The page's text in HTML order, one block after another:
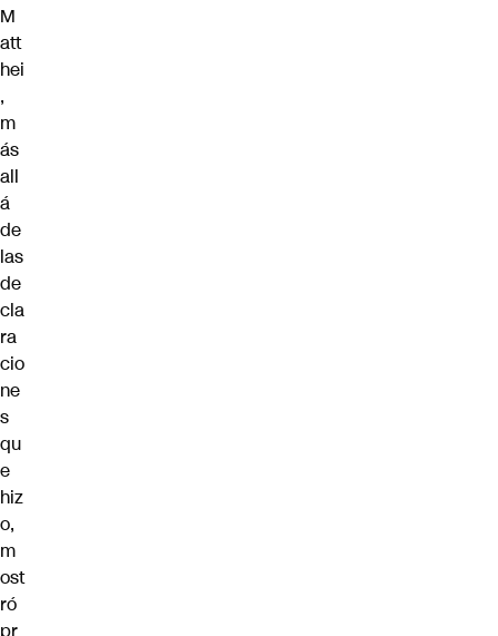
M
att
hei
,
m
ás
all
á
de
las
de
cla
ra
cio
ne
s
qu
e
hiz
o,
m
ost
ró
pr